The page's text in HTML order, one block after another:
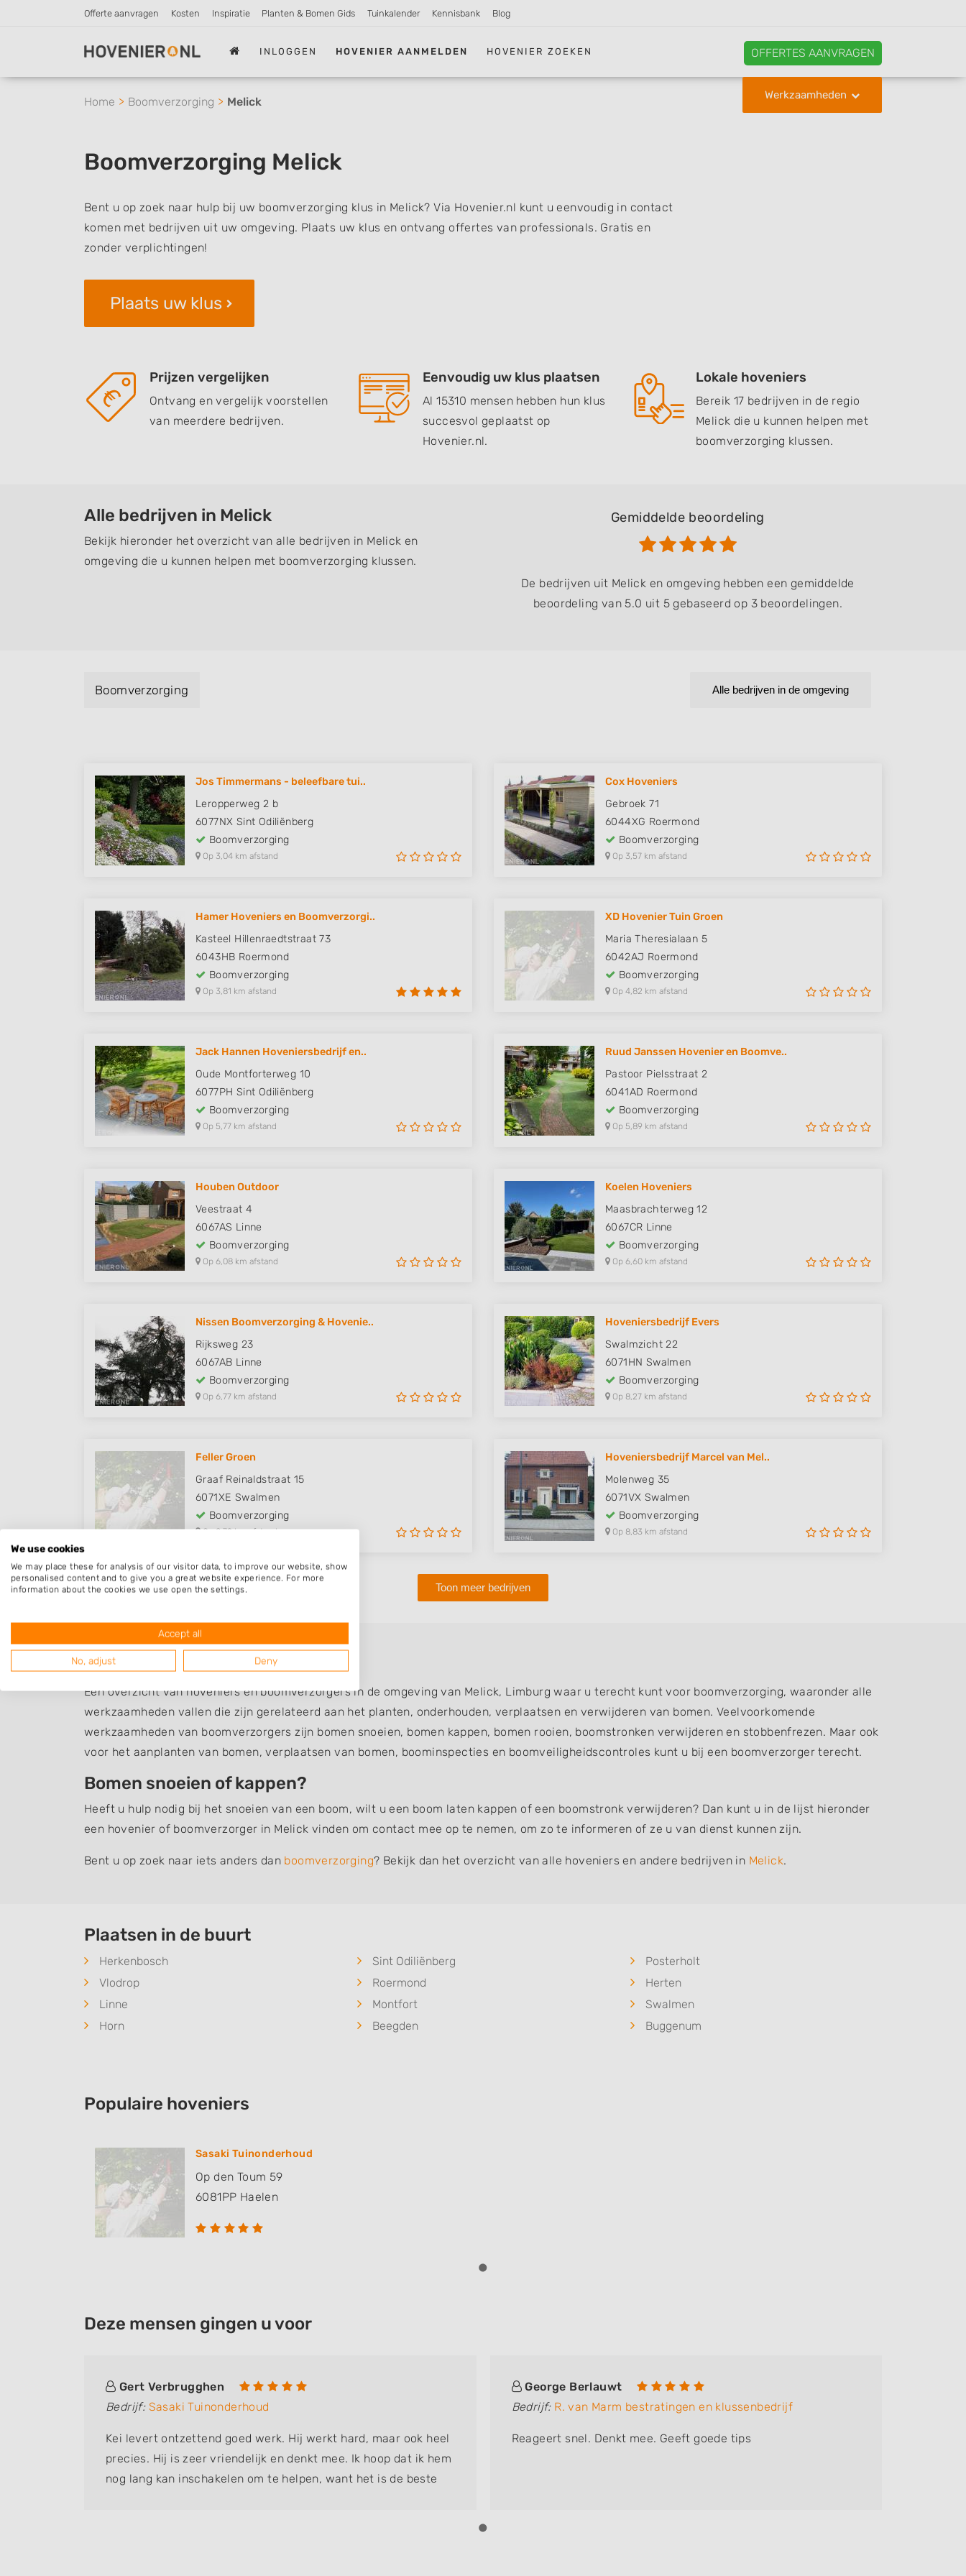
Offerte aanvragen Kosten Inspiratie Planten & Bomen Gids Tuinkalender Kennisbank Blog
INLOGGEN HOVENIER AANMELDEN HOVENIER ZOEKEN OFFERTES AANVRAGEN
Werkzaamheden
Home Boomverzorging Melick
Boomverzorging Melick
Bent u op zoek naar hulp bij uw boomverzorging klus in Melick? Via Hovenier.nl kunt u eenvoudig in contact
komen met bedrijven uit uw omgeving. Plaats uw klus en ontvang offertes van professionals. Gratis en
zonder verplichtingen!
Plaats uw klus
Prijzen vergelijken
Ontvang en vergelijk voorstellen
van meerdere bedrijven.
Eenvoudig uw klus plaatsen
Al 15310 mensen hebben hun klus
succesvol geplaatst op
Hovenier.nl.
Lokale hoveniers
Bereik 17 bedrijven in de regio
Melick die u kunnen helpen met
boomverzorging klussen.
Alle bedrijven in Melick
Bekijk hieronder het overzicht van alle bedrijven in Melick en
omgeving die u kunnen helpen met boomverzorging klussen.
Gemiddelde beoordeling
De bedrijven uit Melick en omgeving hebben een gemiddelde
beoordeling van 5.0 uit 5 gebaseerd op 3 beoordelingen.
Boomverzorging Alle bedrijven in de omgeving
Jos Timmermans - beleefbare tui..
Leropperweg 2 b
6077NX Sint Odiliënberg
Boomverzorging
Op 3,04 km afstand
Cox Hoveniers
Gebroek 71
6044XG Roermond
Boomverzorging
Op 3,57 km afstand
Hamer Hoveniers en Boomverzorgi..
Kasteel Hillenraedtstraat 73
6043HB Roermond
Boomverzorging
Op 3,81 km afstand
XD Hovenier Tuin Groen
Maria Theresialaan 5
6042AJ Roermond
Boomverzorging
Op 4,82 km afstand
Jack Hannen Hoveniersbedrijf en..
Oude Montforterweg 10
6077PH Sint Odiliënberg
Boomverzorging
Op 5,77 km afstand
Ruud Janssen Hovenier en Boomve..
Pastoor Pielsstraat 2
6041AD Roermond
Boomverzorging
Op 5,89 km afstand
Houben Outdoor
Veestraat 4
6067AS Linne
Boomverzorging
Op 6,08 km afstand
Koelen Hoveniers
Maasbrachterweg 12
6067CR Linne
Boomverzorging
Op 6,60 km afstand
Nissen Boomverzorging & Hovenie..
Rijksweg 23
6067AB Linne
Boomverzorging
Op 6,77 km afstand
Hoveniersbedrijf Evers
Swalmzicht 22
6071HN Swalmen
Boomverzorging
Op 8,27 km afstand
Feller Groen
Graaf Reinaldstraat 15
6071XE Swalmen
Boomverzorging
Op 8,79 km afstand
Hoveniersbedrijf Marcel van Mel..
Molenweg 35
6071VX Swalmen
Boomverzorging
Op 8,83 km afstand
Toon meer bedrijven
Boomverzorging Melick
Een overzicht van hoveniers en boomverzorgers in de omgeving van Melick, Limburg waar u terecht kunt voor boomverzorging, waaronder alle
werkzaamheden vallen die zijn gerelateerd aan het planten, onderhouden, verplaatsen en verwijderen van bomen. Veelvoorkomende
werkzaamheden van boomverzorgers zijn bomen snoeien, bomen kappen, bomen rooien, boomstronken verwijderen en stobbenfrezen. Maar ook
voor het aanplanten van bomen, verplaatsen van bomen, boominspecties en boomveiligheidscontroles kunt u bij een boomverzorger terecht.
Bomen snoeien of kappen?
Heeft u hulp nodig bij het snoeien van een boom, wilt u een boom laten kappen of een boomstronk verwijderen? Dan kunt u in de lijst hieronder
een hovenier of boomverzorger in Melick vinden om contact mee op te nemen, om zo te informeren of ze u van dienst kunnen zijn.
Bent u op zoek naar iets anders dan boomverzorging? Bekijk dan het overzicht van alle hoveniers en andere bedrijven in Melick.
Plaatsen in de buurt
Herkenbosch Sint Odiliënberg
Posterholt
Vlodrop
Roermond
Herten
Linne
Montfort
Swalmen
Horn
Beegden Buggenum
Populaire hoveniers
Sasaki Tuinonderhoud
Op den Toum 59
6081PP Haelen
Deze mensen gingen u voor
Gert Verbrugghen
Bedrijf: Sasaki Tuinonderhoud
Kei levert ontzettend goed werk. Hij werkt hard, maar ook heel
precies. Hij is zeer vriendelijk en denkt mee. Ik hoop dat ik hem
nog lang kan inschakelen om te helpen, want het is de beste
George Berlauwt
Bedrijf: R. van Marm bestratingen en klussenbedrijf
Reageert snel. Denkt mee. Geeft goede tips
We use cookies
We may place these for analysis of our visitor data, to improve our website, show
personalised content and to give you a great website experience. For more
information about the cookies we use open the settings.
Accept all
No, adjust Deny